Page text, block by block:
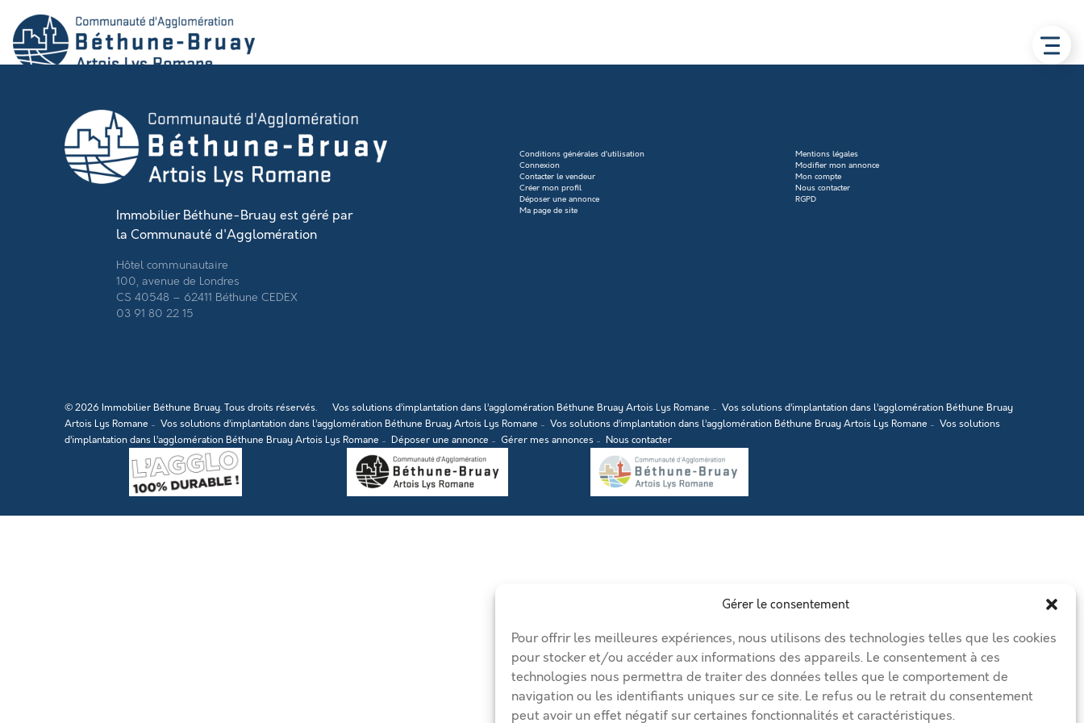
Gérer le consentement
Pour offrir les meilleures expériences, nous utilisons des technologies telles que les cookies
pour stocker et/ou accéder aux informations des appareils. Le consentement à ces
technologies nous permettra de traiter des données telles que le comportement de
navigation ou les identifiants uniques sur ce site. Le refus ou le retrait du consentement
peut avoir un effet négatif sur certaines fonctionnalités et caractéristiques.
Immobilier Béthune-Bruay est géré par
la Communauté d'Agglomération
Hôtel communautaire
100, avenue de Londres
CS 40548 – 62411 Béthune CEDEX
03 91 80 22 15
Conditions générales d’utilisation
Connexion
Contacter le vendeur
Créer mon profil
Déposer une annonce
Ma page de site
Mentions légales
Modifier mon annonce
Mon compte
Nous contacter
RGPD
© 2026 Immobilier Béthune Bruay. Tous droits réservés. Vos solutions d’implantation dans l’agglomération Béthune Bruay Artois Lys Romane
Vos solutions d’implantation dans l’agglomération Béthune Bruay
Artois Lys Romane
Vos solutions d’implantation dans l’agglomération Béthune Bruay Artois Lys Romane Vos solutions d’implantation dans l’agglomération Béthune Bruay Artois Lys Romane
Vos solutions
d’implantation dans l’agglomération Béthune Bruay Artois Lys Romane
Déposer une annonce Gérer mes annonces Nous contacter